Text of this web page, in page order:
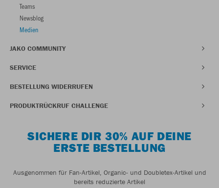
Teams
Newsblog
Medien
JAKO COMMUNITY
SERVICE
BESTELLUNG WIDERRUFEN
PRODUKTRÜCKRUF CHALLENGE
SICHERE DIR 30% AUF DEINE
ERSTE BESTELLUNG
Ausgenommen für Fan-Artikel, Organic- und Doubletex-Artikel und
bereits reduzierte Artikel